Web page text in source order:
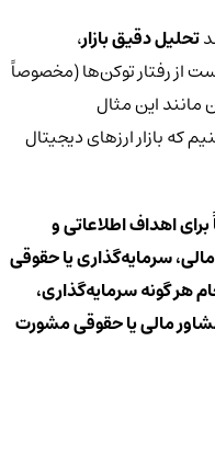
تحلیل دقیق بازار،
از رفتار توکن‌ها (مخصوصاً
این مثال
که بازار ارزهای دیجیتال
اهداف اطلاعاتی و
سرمایه‌گذاری یا حقوقی
هر گونه سرمایه‌گذاری،
مالی یا حقوقی مشورت